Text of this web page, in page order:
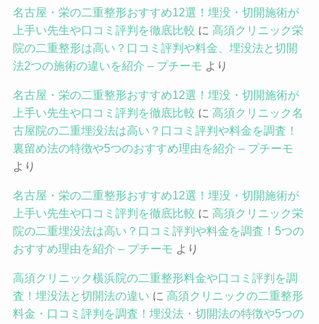
名古屋・栄の二重整形おすすめ12選！埋没・切開施術が
上手い先生や口コミ評判を徹底比較 に 高須クリニック栄
院の二重整形は高い？口コミ評判や料金、埋没法と切開
法2つの施術の違いを紹介 – プチーモ より
名古屋・栄の二重整形おすすめ12選！埋没・切開施術が
上手い先生や口コミ評判を徹底比較 に 高須クリニック名
古屋院の二重埋没法は高い？口コミ評判や料金を調査！
裏留め法の特徴や5つのおすすめ理由を紹介 – プチーモ
より
名古屋・栄の二重整形おすすめ12選！埋没・切開施術が
上手い先生や口コミ評判を徹底比較 に 高須クリニック栄
院の二重埋没法は高い？口コミ評判や料金を調査！5つの
おすすめ理由を紹介 – プチーモ より
高須クリニック横浜院の二重整形料金や口コミ評判を調
査！埋没法と切開法の違い に 高須クリニックの二重整形
料金・口コミ評判を調査！埋没法・切開法の特徴や5つの